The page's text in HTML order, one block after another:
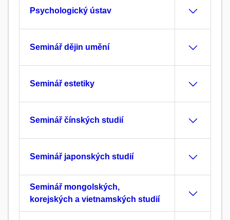
Psychologický ústav
Seminář dějin umění
Seminář estetiky
Seminář čínských studií
Seminář japonských studií
Seminář mongolských,
korejských a vietnamských studií